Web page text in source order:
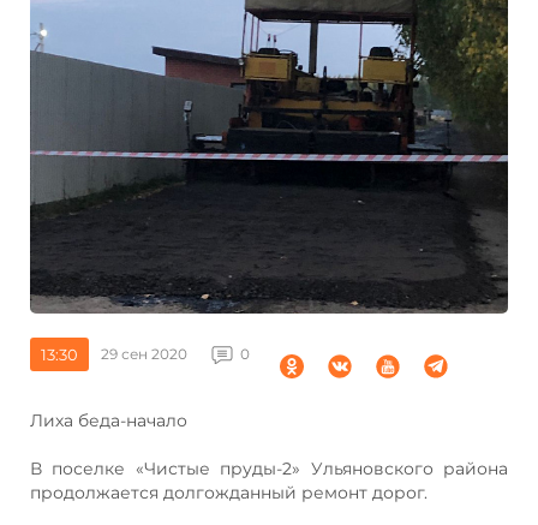
13:30 29 сен 2020 0
Лиха беда-начало
В поселке «Чистые пруды-2» Ульяновского района
продолжается долгожданный ремонт дорог.